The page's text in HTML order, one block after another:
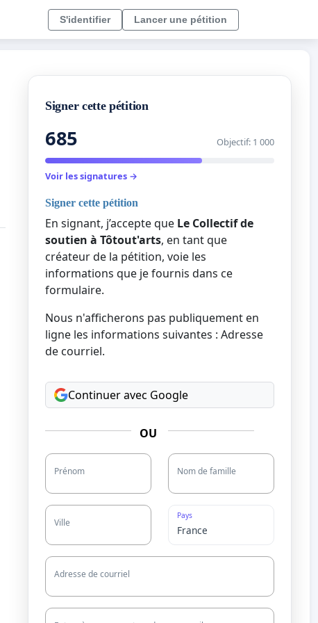
S'identifier Lancer une pétition
Signer cette pétition
685 Objectif: 1 000
Voir les signatures →
Signer cette pétition
En signant, j’accepte que Le Collectif de
soutien à Tôtout'arts, en tant que
créateur de la pétition, voie les
informations que je fournis dans ce
formulaire.
Nous n'afficherons pas publiquement en
ligne les informations suivantes : Adresse
de courriel.
Continuer avec Google
OU
Prénom Nom de famille
Ville
Pays
Adresse de courriel